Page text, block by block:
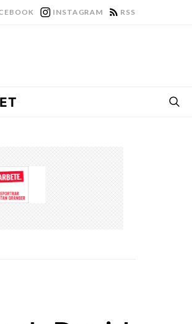
INSTAGRAM RSS